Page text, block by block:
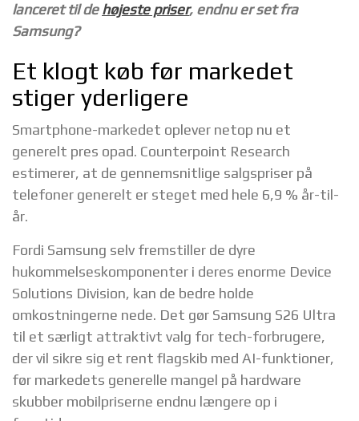
lanceret til dehøjeste priser, endnu er set fra
Samsung?
Et klogt køb før markedet
stiger yderligere
Smartphone-markedet oplever netop nu et
generelt pres opad. Counterpoint Research
estimerer, at de gennemsnitlige salgspriser på
telefoner generelt er steget med hele 6,9 % år-til-
år.
Fordi Samsung selv fremstiller de dyre
hukommelseskomponenter i deres enorme Device
Solutions Division, kan de bedre holde
omkostningerne nede. Det gør Samsung S26 Ultra
til et særligt attraktivt valg for tech-forbrugere,
der vil sikre sig et rent flagskib med AI-funktioner,
før markedets generelle mangel på hardware
skubber mobilpriserne endnu længere op i